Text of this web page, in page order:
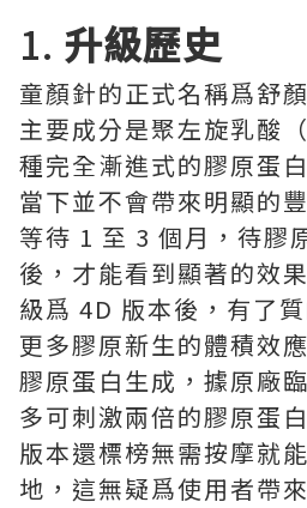
1. 升級歷史
童顏針的正式名稱爲舒
主要成分是聚左旋乳酸
種完全漸進式的膠原蛋
當下並不會帶來明顯的
等待 1 至 3 個月，待膠
後，才能看到顯著的效
級爲 4D 版本後，有了
更多膠原新生的體積效
膠原蛋白生成，據原廠
多可刺激兩倍的膠原蛋
版本還標榜無需按摩就
地，這無疑爲使用者帶